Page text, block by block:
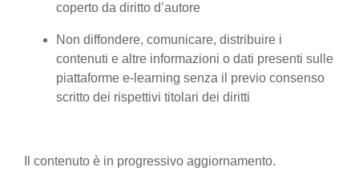
coperto da diritto d’autore
Non diffondere, comunicare, distribuire i
contenuti e altre informazioni o dati presenti sulle
piattaforme e-learning senza il previo consenso
scritto dei rispettivi titolari dei diritti
Il contenuto è in progressivo aggiornamento.